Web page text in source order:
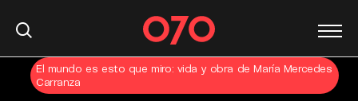
El mundo es esto que miro: vida y obra de María Mercedes
Carranza